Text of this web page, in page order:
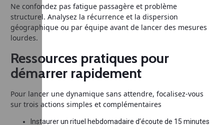
Ne confondez pas fatigue passagère et problème
structurel. Analysez la récurrence et la dispersion
géographique ou par équipe avant de lancer des mesures
lourdes.
Ressources pratiques pour
démarrer rapidement
Pour lancer une dynamique sans attendre, focalisez-vous
sur trois actions simples et complémentaires
Instaurer un rituel hebdomadaire d’écoute de 15 minutes